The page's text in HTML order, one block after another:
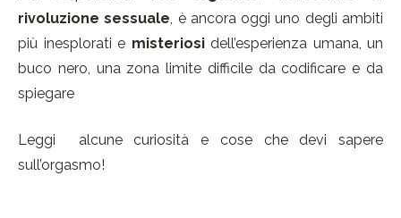
rivoluzione sessuale, è ancora oggi uno degli ambiti
più inesplorati e misteriosi dell’esperienza umana, un
buco nero, una zona limite difficile da codificare e da
spiegare
Leggi alcune curiosità e cose che devi sapere
sull’orgasmo!